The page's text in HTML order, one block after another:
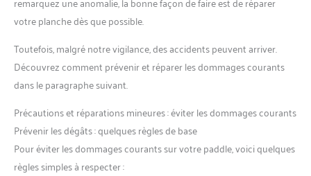
votre planche dès que possible.
Toutefois, malgré notre vigilance, des accidents peuvent arriver.
Découvrez comment prévenir et réparer les dommages courants
dans le paragraphe suivant.
Précautions et réparations mineures : éviter les dommages courants
Prévenir les dégâts : quelques règles de base
Pour éviter les dommages courants sur votre paddle, voici quelques
règles simples à respecter :